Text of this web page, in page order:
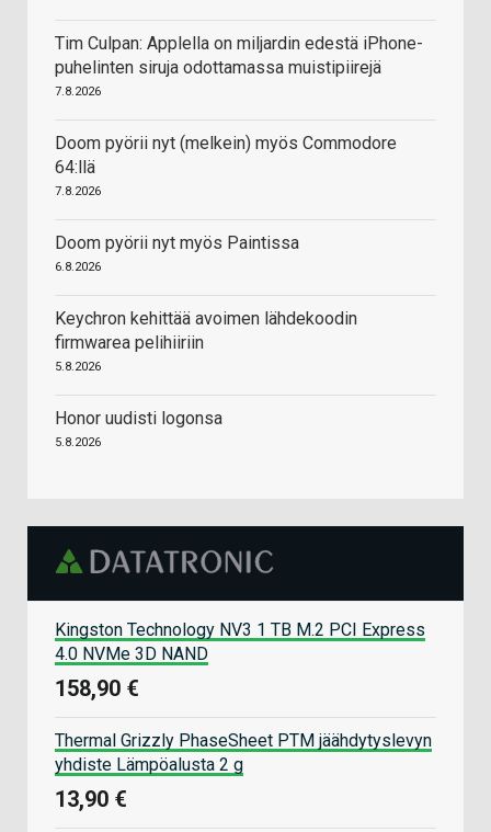
Tim Culpan: Applella on miljardin edestä iPhone-
puhelinten siruja odottamassa muistipiirejä
7.8.2026
Doom pyörii nyt (melkein) myös Commodore
64:llä
7.8.2026
Doom pyörii nyt myös Paintissa
6.8.2026
Keychron kehittää avoimen lähdekoodin
firmwarea pelihiiriin
5.8.2026
Honor uudisti logonsa
5.8.2026
Kingston Technology NV3 1 TB M.2 PCI Express
4.0 NVMe 3D NAND
158,90 €
Thermal Grizzly PhaseSheet PTM jäähdytyslevyn
yhdiste Lämpöalusta 2 g
13,90 €